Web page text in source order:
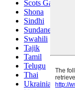
Scots Gaelic
Shona
Sindhi
Sundanese
Swahili
Tajik
Tamil
Telugu
Thai
Ukrainian